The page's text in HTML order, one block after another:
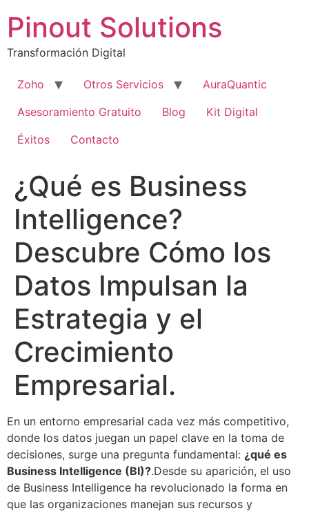
Pinout Solutions
Transformación Digital
Zoho Otros Servicios
AuraQuantic
Asesoramiento Gratuito
Blog
Kit Digital
Éxitos
Contacto
¿Qué es Business
Intelligence?
Descubre Cómo los
Datos Impulsan la
Estrategia y el
Crecimiento
Empresarial.
En un entorno empresarial cada vez más competitivo,
donde los datos juegan un papel clave en la toma de
decisiones, surge una pregunta fundamental: ¿qué es
Business Intelligence (BI)?.Desde su aparición, el uso
de Business Intelligence ha revolucionado la forma en
que las organizaciones manejan sus recursos y